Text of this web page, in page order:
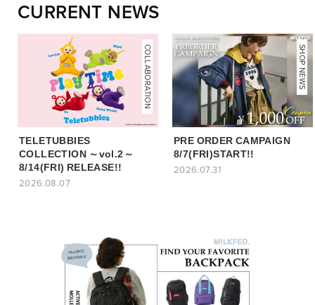
CURRENT NEWS
COLLABORATION
TELETUBBIES
COLLECTION ～vol.2～
8/14(FRI) RELEASE!!
2026.08.07
NEWS
SHOP NEWS
PRE ORDER CAMPAIGN
8/7(FRI)START!!
2026.07.31